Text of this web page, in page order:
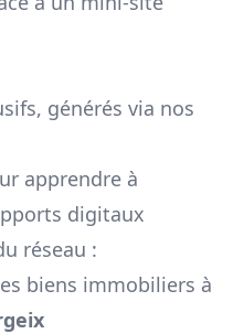
générés via nos
apprendre à
digitaux
réseau :
biens immobiliers à